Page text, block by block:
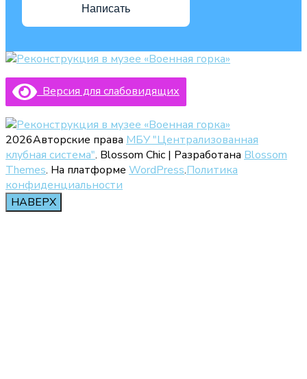
Написать
Версия для слабовидящих
2026Авторские права МБУ "Централизованная
клубная система". Blossom Chic | Разработана Blossom
Themes. На платформе WordPress.Политика
конфиденциальности
НАВЕРХ